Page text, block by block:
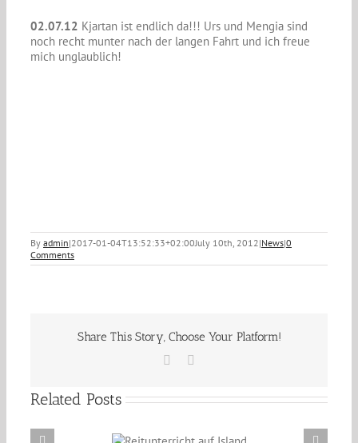
02.07.12 Kjartan ist endlich da!!! Urs und Mengia sind
noch recht munter nach der langen Fahrt und ich freue
mich unglaublich!
By admin|2017-01-04T13:52:33+02:00July 10th, 2012|News|0
Comments
Share This Story, Choose Your Platform!
Facebook
Related Posts